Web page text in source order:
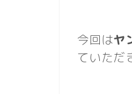
今回はヤ
ていただ